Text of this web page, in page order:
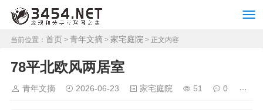
当前位置： 首页 > 青年文摘 > 家宅庭院 > 正文内容
78平北欧风两居室
青年文摘 2026-06-23 家宅庭院 51 0